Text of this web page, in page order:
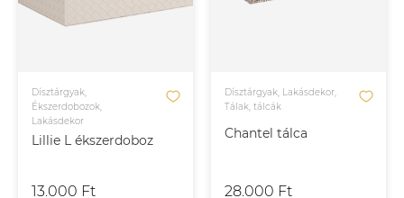
Lillie L ékszerdoboz
Dísztárgyak,
Ékszerdobozok,
Lakásdekor
13.000 Ft
Chantel tálca
Dísztárgyak, Lakásdekor,
Tálak, tálcák
28.000 Ft